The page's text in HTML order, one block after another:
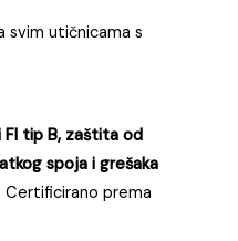
svim utičnicama s
FI tip B, zaštita od
spoja i grešaka
Certificirano prema